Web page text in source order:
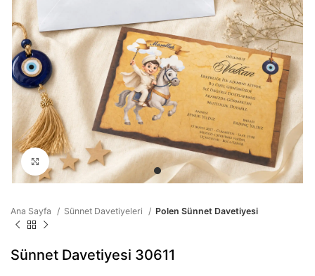
Büyütmek için tıklayın
Ana Sayfa Sünnet Davetiyeleri Polen Sünnet Davetiyesi
Sünnet Davetiyesi 30611